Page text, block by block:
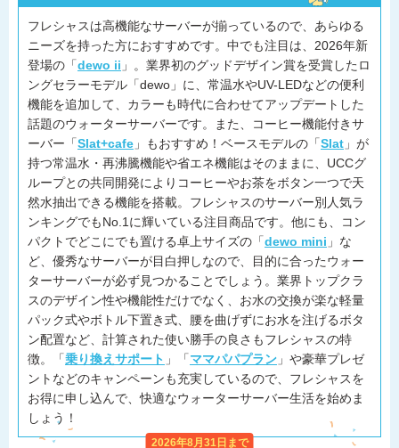
フレシャスは高機能なサーバーが揃っているので、あらゆる
ニーズを持った方におすすめです。中でも注目は、2026年新
登場の「dewo ii 」。業界初のグッドデザイン賞を受賞したロ
ングセラーモデル「dewo」に、常温水やUV-LEDなどの便利
機能を追加して、カラーも時代に合わせてアップデートした
話題のウォーターサーバーです。また、コーヒー機能付きサ
ーバー「Slat+cafe 」もおすすめ！ベースモデルの「Slat 」が
持つ常温水・再沸騰機能や省エネ機能はそのままに、UCCグ
ループとの共同開発によりコーヒーやお茶をボタン一つで天
然水抽出できる機能を搭載。フレシャスのサーバー別人気ラ
ンキングでもNo.1に輝いている注目商品です。他にも、コン
パクトでどこにでも置ける卓上サイズの「dewo mini 」な
ど、優秀なサーバーが目白押しなので、目的に合ったウォー
ターサーバーが必ず見つかることでしょう。業界トップクラ
スのデザイン性や機能性だけでなく、お水の交換が楽な軽量
パック式やボトル下置き式、腰を曲げずにお水を注げるボタ
ン配置など、計算された使い勝手の良さもフレシャスの特
徴。「乗り換えサポート 」「ママパパプラン 」や豪華プレゼ
ントなどのキャンペーンも充実しているので、フレシャスを
お得に申し込んで、快適なウォーターサーバー生活を始めま
しょう！
2026年8月31日まで